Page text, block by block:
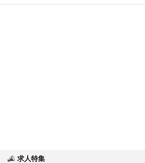
求人特集